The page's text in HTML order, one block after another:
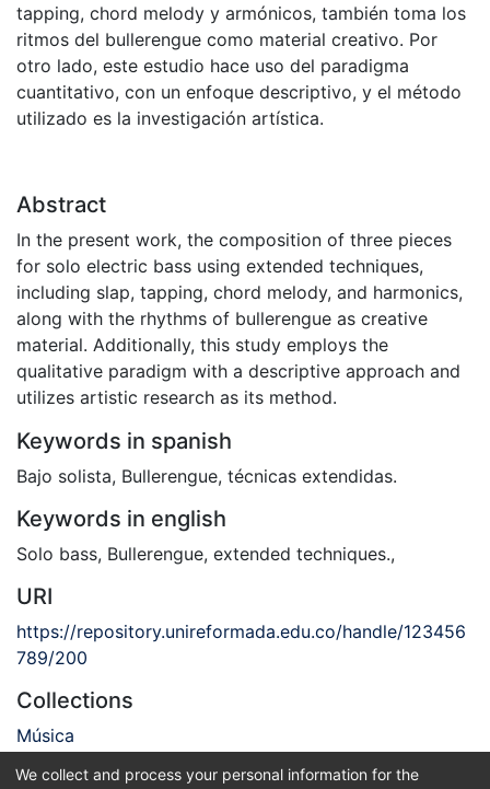
tapping, chord melody y armónicos, también toma los
ritmos del bullerengue como material creativo. Por
otro lado, este estudio hace uso del paradigma
cuantitativo, con un enfoque descriptivo, y el método
utilizado es la investigación artística.
Abstract
In the present work, the composition of three pieces
for solo electric bass using extended techniques,
including slap, tapping, chord melody, and harmonics,
along with the rhythms of bullerengue as creative
material. Additionally, this study employs the
qualitative paradigm with a descriptive approach and
utilizes artistic research as its method.
Keywords in spanish
Bajo solista, Bullerengue, técnicas extendidas.
Keywords in english
Solo bass, Bullerengue, extended techniques.,
URI
https://repository.unireformada.edu.co/handle/123456
789/200
Collections
Música
We collect and process your personal information for the